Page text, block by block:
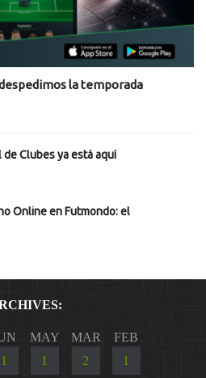
la temporada
Clubes ya está aquí
Online en Futmondo: el
1
MAY
1
MAR
2
FEB
1